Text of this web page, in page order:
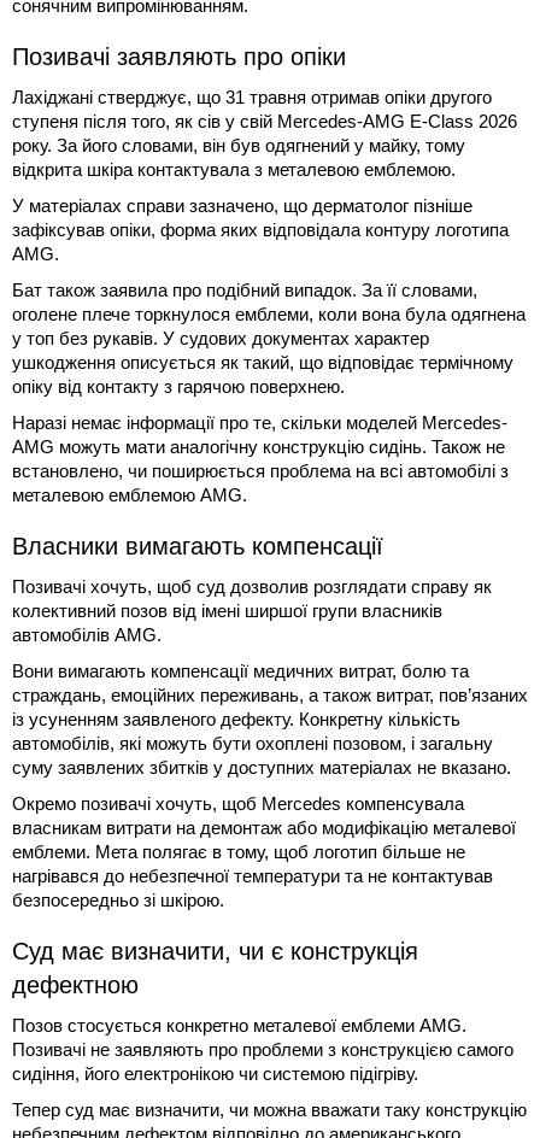
сонячним випромінюванням.
Позивачі заявляють про опіки
Лахіджані стверджує, що 31 травня отримав опіки другого
ступеня після того, як сів у свій Mercedes-AMG E-Class 2026
року. За його словами, він був одягнений у майку, тому
відкрита шкіра контактувала з металевою емблемою.
У матеріалах справи зазначено, що дерматолог пізніше
зафіксував опіки, форма яких відповідала контуру логотипа
AMG.
Бат також заявила про подібний випадок. За її словами,
оголене плече торкнулося емблеми, коли вона була одягнена
у топ без рукавів. У судових документах характер
ушкодження описується як такий, що відповідає термічному
опіку від контакту з гарячою поверхнею.
Наразі немає інформації про те, скільки моделей Mercedes-
AMG можуть мати аналогічну конструкцію сидінь. Також не
встановлено, чи поширюється проблема на всі автомобілі з
металевою емблемою AMG.
Власники вимагають компенсації
Позивачі хочуть, щоб суд дозволив розглядати справу як
колективний позов від імені ширшої групи власників
автомобілів AMG.
Вони вимагають компенсації медичних витрат, болю та
страждань, емоційних переживань, а також витрат, пов’язаних
із усуненням заявленого дефекту. Конкретну кількість
автомобілів, які можуть бути охоплені позовом, і загальну
суму заявлених збитків у доступних матеріалах не вказано.
Окремо позивачі хочуть, щоб Mercedes компенсувала
власникам витрати на демонтаж або модифікацію металевої
емблеми. Мета полягає в тому, щоб логотип більше не
нагрівався до небезпечної температури та не контактував
безпосередньо зі шкірою.
Суд має визначити, чи є конструкція
дефектною
Позов стосується конкретно металевої емблеми AMG.
Позивачі не заявляють про проблеми з конструкцією самого
сидіння, його електронікою чи системою підігріву.
Тепер суд має визначити, чи можна вважати таку конструкцію
небезпечним дефектом відповідно до американського